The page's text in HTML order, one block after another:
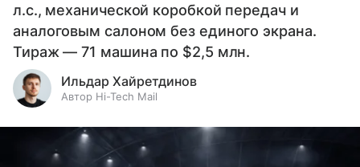
л.с., механической коробкой передач и
аналоговым салоном без единого экрана.
Тираж — 71 машина по $2,5 млн.
Ильдар Хайретдинов
Автор Hi-Tech Mail